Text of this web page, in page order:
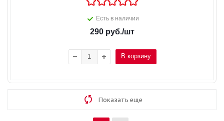
Есть в наличии
290 руб./шт
В корзину
Показать еще